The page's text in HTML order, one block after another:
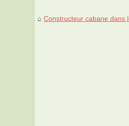
Constructeur cabane dans